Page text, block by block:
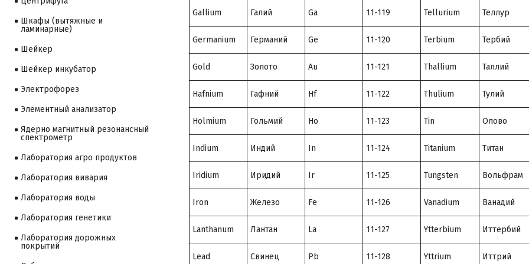
Gallium Галий Ga 11-119 Tellurium Теллур
Germanium Германий Ge 11-120 Terbium Тербий
Gold Золото Au 11-121 Thallium Таллий
Hafnium Гафний Hf 11-122 Thulium Тулий
Holmium Гольмий Ho 11-123 Tin Олово
Indium Индий In 11-124 Titanium Титан
Iridium Иридий Ir 11-125 Tungsten Вольфрам
Iron Железо Fe 11-126 Vanadium Ванадий
Lanthanum Лантан La 11-127 Ytterbium Иттербий
Lead Свинец Pb 11-128 Yttrium Иттрий
Шкафы (вытяжные и
ламинарные)
Шейкер
Шейкер инкубатор
Электрофорез
Элементный анализатор
Ядерно магнитный резонансный
спектрометр
Лаборатория агро продуктов
Лаборатория вивария
Лаборатория воды
Лаборатория генетики
Лаборатория дорожных
покрытий